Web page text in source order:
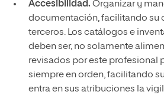
Accesibilidad. Organizar y
documentación, facilitando su
terceros. Los catálogos e
deben ser, no solamente
revisados por este profesional
siempre en orden, facilitando
entra en sus atribuciones la